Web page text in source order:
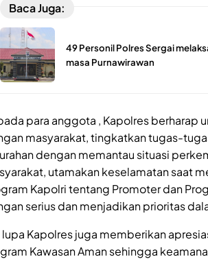
Baca Juga:
49 Personil Polres Sergai
masa Purnawirawan
para anggota , Kapolres berharap
masyarakat, tingkatkan tugas-
dengan memantau situasi
utamakan keselamatan saat
Kapolri tentang Promoter dan
serius dan menjadikan prioritas
lupa Kapolres juga memberikan
Kawasan Aman sehingga